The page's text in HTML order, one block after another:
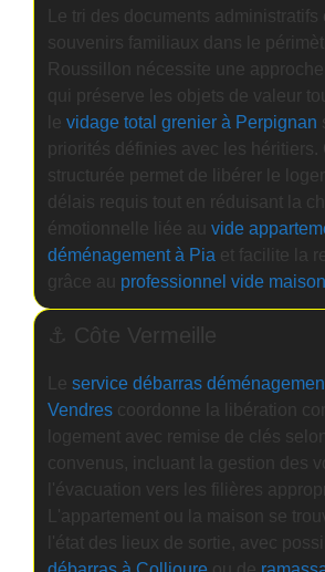
Le tri des documents administratifs
souvenirs familiaux dans le
Roussillon nécessite une
qui préserve les objets de valeur
le vidage total grenier à Perpignan
priorités définies avec les
structurée permet de libérer le
délais requis tout en réduisant la
émotionnelle liée au vide
déménagement à Pia et facilite la
grâce au professionnel vide
⚓ Côte Vermeille
Le service débarras
Vendrescoordonne la libération
logement avec remise de clés
convenus, incluant la gestion des
l'évacuation vers les filières
L'appartement ou la maison se
l'état des lieux de sortie, avec